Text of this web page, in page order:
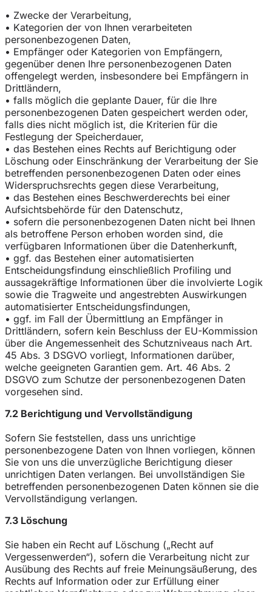
• Zwecke der Verarbeitung,
• Kategorien der von Ihnen verarbeiteten
personenbezogenen Daten,
• Empfänger oder Kategorien von Empfängern,
gegenüber denen Ihre personenbezogenen Daten
offengelegt werden, insbesondere bei Empfängern in
Drittländern,
• falls möglich die geplante Dauer, für die Ihre
personenbezogenen Daten gespeichert werden oder,
falls dies nicht möglich ist, die Kriterien für die
Festlegung der Speicherdauer,
• das Bestehen eines Rechts auf Berichtigung oder
Löschung oder Einschränkung der Verarbeitung der Sie
betreffenden personenbezogenen Daten oder eines
Widerspruchsrechts gegen diese Verarbeitung,
• das Bestehen eines Beschwerderechts bei einer
Aufsichtsbehörde für den Datenschutz,
• sofern die personenbezogenen Daten nicht bei Ihnen
als betroffene Person erhoben worden sind, die
verfügbaren Informationen über die Datenherkunft,
• ggf. das Bestehen einer automatisierten
Entscheidungsfindung einschließlich Profiling und
aussagekräftige Informationen über die involvierte Logik
sowie die Tragweite und angestrebten Auswirkungen
automatisierter Entscheidungsfindungen,
• ggf. im Fall der Übermittlung an Empfänger in
Drittländern, sofern kein Beschluss der EU-Kommission
über die Angemessenheit des Schutzniveaus nach Art.
45 Abs. 3 DSGVO vorliegt, Informationen darüber,
welche geeigneten Garantien gem. Art. 46 Abs. 2
DSGVO zum Schutze der personenbezogenen Daten
vorgesehen sind.
7.2 Berichtigung und Vervollständigung
Sofern Sie feststellen, dass uns unrichtige
personenbezogene Daten von Ihnen vorliegen, können
Sie von uns die unverzügliche Berichtigung dieser
unrichtigen Daten verlangen. Bei unvollständigen Sie
betreffenden personenbezogenen Daten können sie die
Vervollständigung verlangen.
7.3 Löschung
Sie haben ein Recht auf Löschung („Recht auf
Vergessenwerden“), sofern die Verarbeitung nicht zur
Ausübung des Rechts auf freie Meinungsäußerung, des
Rechts auf Information oder zur Erfüllung einer